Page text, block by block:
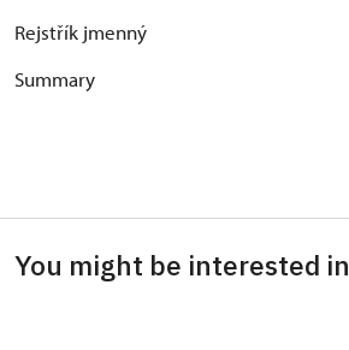
Rejstřík jmenný
Summary
You might be interested in